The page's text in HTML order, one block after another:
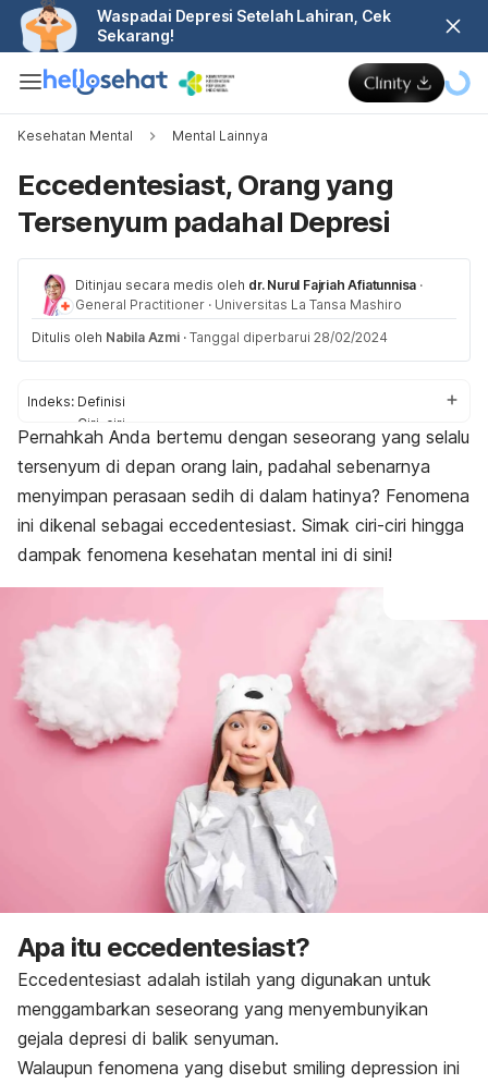
Waspadai Depresi Setelah Lahiran, Cek
Sekarang!
Kesehatan Mental Mental Lainnya
Eccedentesiast, Orang yang
Tersenyum padahal Depresi
Ditinjau secara medis oleh dr. Nurul Fajriah Afiatunnisa ·
General Practitioner · Universitas La Tansa Mashiro
Ditulis oleh Nabila Azmi · Tanggal diperbarui 28/02/2024
Indeks: Definisi
Ciri-ciri
Penyebab
Dampak
Pernahkah Anda bertemu dengan seseorang yang selalu
tersenyum di depan orang lain, padahal sebenarnya
menyimpan perasaan sedih di dalam hatinya? Fenomena
ini dikenal sebagai eccedentesiast. Simak ciri-ciri hingga
dampak fenomena kesehatan mental ini di sini!
Apa itu eccedentesiast?
Eccedentesiast adalah istilah yang digunakan untuk
menggambarkan seseorang yang menyembunyikan
gejala depresi di balik senyuman.
Walaupun fenomena yang disebut smiling depression ini